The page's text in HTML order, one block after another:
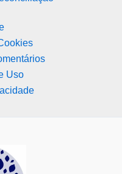
Uso